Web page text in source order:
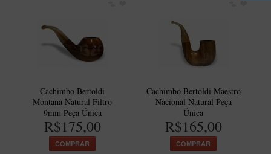
Sasso
LINHA IDELFONSO BERTOLDI
Artesão Idelfonso Bertoldi
SUPORTES
Suporte Botinha para 1 cachimbo
Cachimbo Bertoldi
Montana Natural Filtro
9mm Peça Única
R$175,00
COMPRAR
Cachimbo Bertoldi Maestro
Nacional Natural Peça
Única
R$165,00
COMPRAR